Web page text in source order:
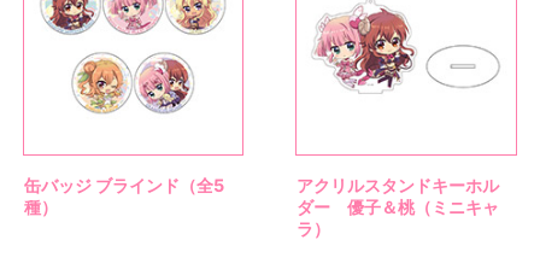
缶バッジ ブラインド（全5
種）
アクリルスタンドキーホル
ダー 優子＆桃（ミニキャ
ラ）